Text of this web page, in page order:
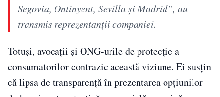
Segovia, Ontinyent, Sevilla și Madrid”, au
transmis reprezentanții companiei.
Totuși, avocații și ONG-urile de protecție a
consumatorilor contrazic această viziune. Ei susțin
că lipsa de transparență în prezentarea opțiunilor